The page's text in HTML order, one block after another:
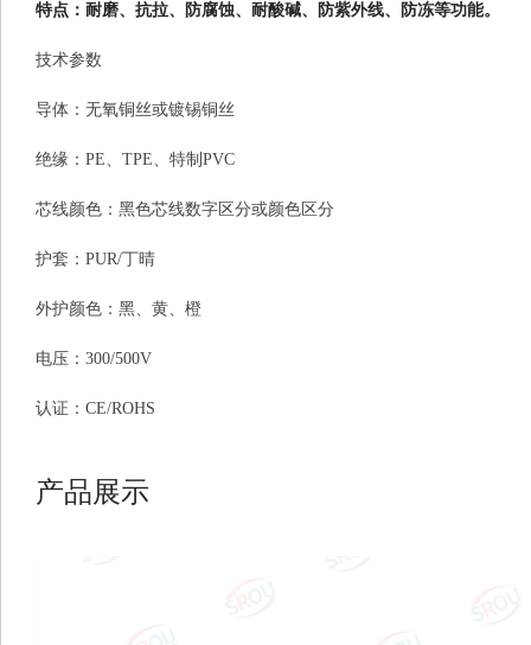
特点：耐磨、抗拉、防腐蚀、耐酸碱、防紫外线、防冻等功能。
技术参数
导体：无氧铜丝或镀锡铜丝
绝缘：PE、TPE、特制PVC
芯线颜色：黑色芯线数字区分或颜色区分
护套：PUR/丁晴
外护颜色：黑、黄、橙
电压：300/500V
认证：CE/ROHS
产品展示